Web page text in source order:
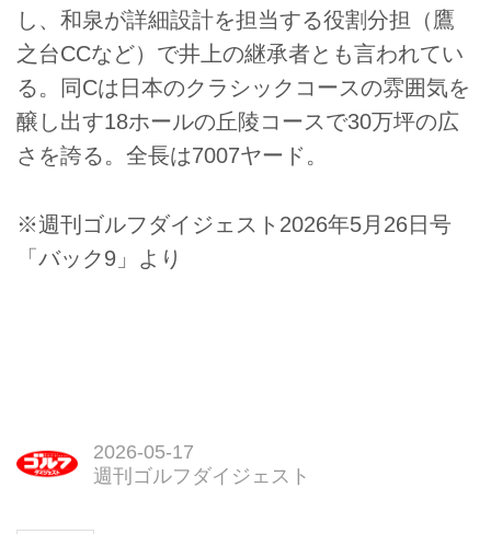
し、和泉が詳細設計を担当する役割分担（鷹
之台CCなど）で井上の継承者とも言われてい
る。同Cは日本のクラシックコースの雰囲気を
醸し出す18ホールの丘陵コースで30万坪の広
さを誇る。全長は7007ヤード。
※週刊ゴルフダイジェスト2026年5月26日号
「バック9」より
2026-05-17
週刊ゴルフダイジェスト